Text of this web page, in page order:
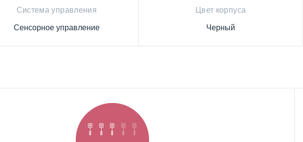
Система управления
Сенсорное управление
Цвет корпуса
Черный